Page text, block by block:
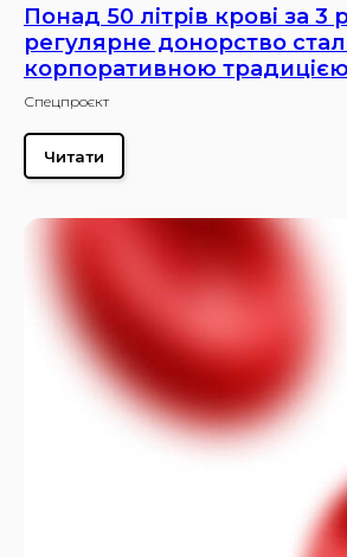
Понад 50 літрів крові за 3
регулярне донорство
корпоративною
Спецпроєкт
Читати